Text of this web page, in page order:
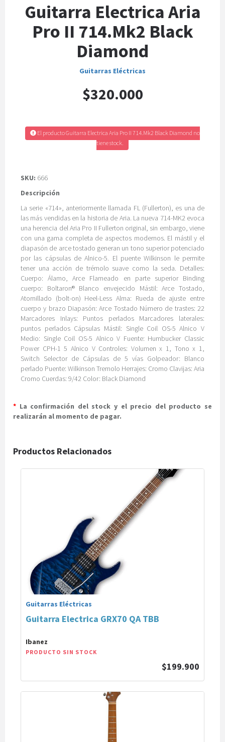
Guitarra Electrica Aria
Pro II 714.Mk2 Black
Diamond
Guitarras Eléctricas
$320.000
El producto Guitarra Electrica Aria Pro II 714.Mk2 Black Diamond no
tiene stock.
SKU: 666
Descripción
La serie «714», anteriormente llamada FL (Fullerton), es una de
las más vendidas en la historia de Aria. La nueva 714-MK2 evoca
una herencia del Aria Pro II Fullerton original, sin embargo, viene
con una gama completa de aspectos modernos. El mástil y el
diapasón de arce tostado generan un tono superior potenciado
por las cápsulas de Alnico-5. El puente Wilkinson le permite
tener una acción de trémolo suave como la seda. Detalles:
Cuerpo: Álamo, Arce Flameado en parte superior Binding
cuerpo: Boltaron® Blanco envejecido Mástil: Arce Tostado,
Atornillado (bolt-on) Heel-Less Alma: Rueda de ajuste entre
cuerpo y brazo Diapasón: Arce Tostado Número de trastes: 22
Marcadores Inlays: Puntos perlados Marcadores laterales:
puntos perlados Cápsulas Mástil: Single Coil OS-5 Alnico V
Medio: Single Coil OS-5 Alnico V Fuente: Humbucker Classic
Power CPH-1 5 Alnico V Controles: Volumen x 1, Tono x 1,
Switch Selector de Cápsulas de 5 vías Golpeador: Blanco
perlado Puente: Wilkinson Tremolo Herrajes: Cromo Clavijas: Aria
Cromo Cuerdas: 9/42 Color: Black Diamond
* La confirmación del stock y el precio del producto se
realizarán al momento de pagar.
Productos Relacionados
Guitarras Eléctricas
Guitarra Electrica GRX70 QA TBB
Ibanez
PRODUCTO SIN STOCK
$199.900